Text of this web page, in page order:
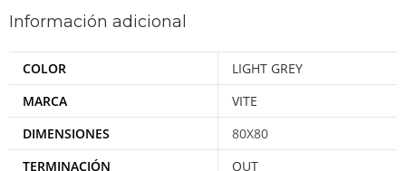
Información adicional
COLOR
LIGHT GREY
MARCA
VITE
DIMENSIONES
80X80
TERMINACIÓN
OUT